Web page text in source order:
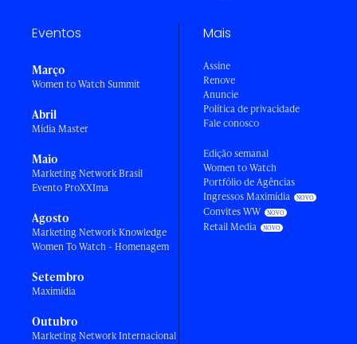
Eventos
Março
Women to Watch Summit
Abril
Mídia Master
Maio
Marketing Network Brasil
Evento ProXXIma
Agosto
Marketing Network Knowledge
Women To Watch - Homenagem
Setembro
Maximídia
Outubro
Marketing Network Internacional
Mais
Assine
Renove
Anuncie
Política de privacidade
Fale conosco
Edição semanal
Women to Watch
Portfólio de Agências
Ingressos Maximídia
Convites WW
Retail Media